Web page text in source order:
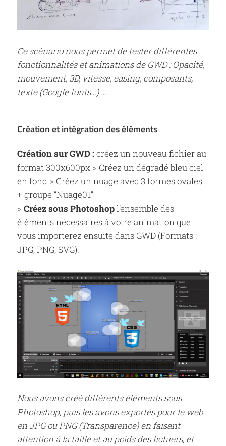
Ce scénario nous permet de tester différentes
fonctionnalités et animations de GWD : Opacité,
mouvement, 3D, vitesse, easing, composants,
texte (Google fonts…) …
Création et intégration des éléments
Création sur GWD :créez un nouveau fichier au
format 300x600px > Créez un dégradé bleu ciel
en fond > Créez un nuage avec 3 formes ovales
+ groupe “Nuage01”
>Créez sous Photoshopl’ensemble des
éléments nécessaires à votre animation que
vous importerez ensuite dans GWD (Formats :
JPG, PNG, SVG).
Nous avons créé différents éléments sous
Photoshop, puis les avons exportés pour le web
en JPG ou PNG (Transparence) en faisant
attention à la taille et au poids des fichiers, et